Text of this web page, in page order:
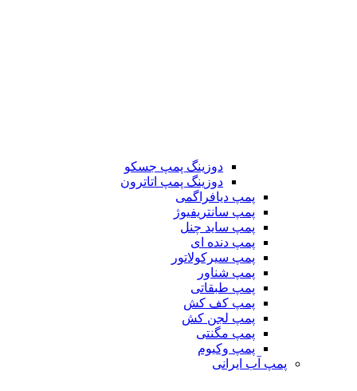
دوزینگ پمپ جسکو
دوزینگ پمپ اتاترون
پمپ دیافراگمی
پمپ سانتریفیوژ
پمپ ساید چنل
پمپ دنده ای
پمپ سیرکولاتور
پمپ شناور
پمپ طبقاتی
پمپ کف کش
پمپ لجن کش
پمپ مگنتی
پمپ وکیوم
پمپ آب ایرانی